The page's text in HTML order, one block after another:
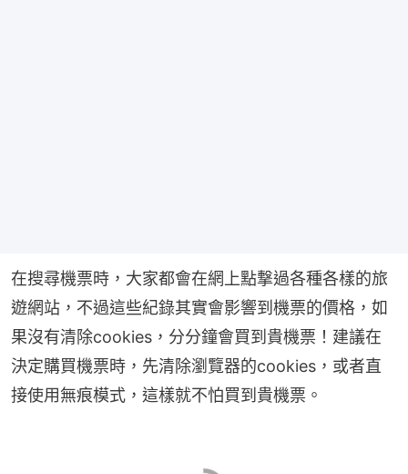
在搜尋機票時，大家都會在網上點撃過各種各樣的旅
遊網站，不過這些紀錄其實會影響到機票的價格，如
果沒有清除cookies，分分鐘會買到貴機票！建議在
決定購買機票時，先清除瀏覽器的cookies，或者直
接使用無痕模式，這樣就不怕買到貴機票。